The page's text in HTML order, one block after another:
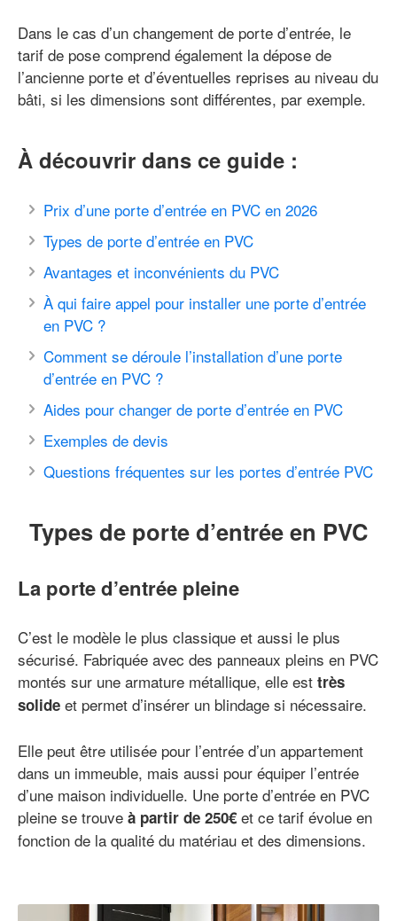
Dans le cas d’un changement de porte d’entrée, le
tarif de pose comprend également la dépose de
l’ancienne porte et d’éventuelles reprises au niveau du
bâti, si les dimensions sont différentes, par exemple.
À découvrir dans ce guide :
Prix d’une porte d’entrée en PVC en 2026
Types de porte d’entrée en PVC
Avantages et inconvénients du PVC
À qui faire appel pour installer une porte d’entrée
en PVC ?
Comment se déroule l’installation d’une porte
d’entrée en PVC ?
Aides pour changer de porte d’entrée en PVC
Exemples de devis
Questions fréquentes sur les portes d’entrée PVC
Types de porte d’entrée en PVC
La porte d’entrée pleine
C’est le modèle le plus classique et aussi le plus
sécurisé. Fabriquée avec des panneaux pleins en PVC
montés sur une armature métallique, elle est très
solide et permet d’insérer un blindage si nécessaire.
Elle peut être utilisée pour l’entrée d’un appartement
dans un immeuble, mais aussi pour équiper l’entrée
d’une maison individuelle. Une porte d’entrée en PVC
pleine se trouve à partir de 250€ et ce tarif évolue en
fonction de la qualité du matériau et des dimensions.